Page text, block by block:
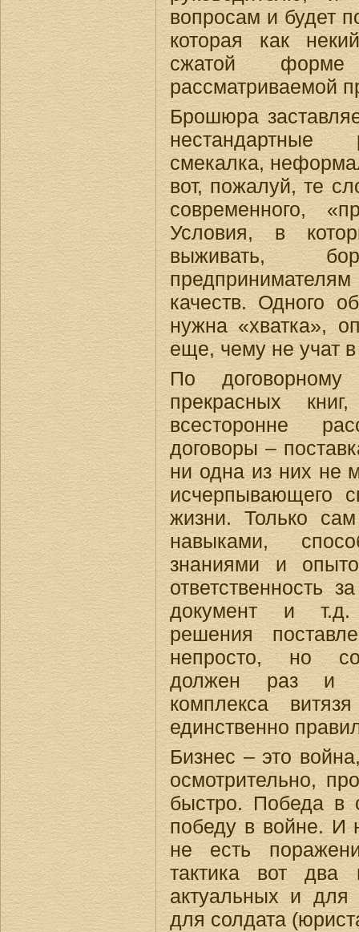
вопросам и будет
которая как
сжатой
рассматриваемой
Брошюра
нестандартные
смекалка,
вот, пожалуй, те
современного,
Условия, в
выживать,
качеств. Одного
нужна «хватка»,
еще, чему не учат
По
прекрасных
всесторонне
договоры –
ни одна из них не
исчерпывающего
жизни. Только
навыками,
знаниями и
ответственность
документ и т.д.
решения
непросто, но
должен раз и
комплекса
единственно
Бизнес – это
осмотрительно,
быстро. Победа в
победу в войне. И
не есть
тактика вот два
актуальных и для
для солдата